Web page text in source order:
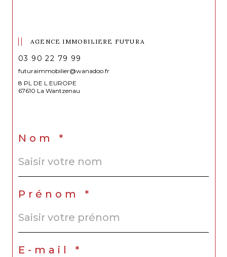
AGENCE IMMOBILIERE FUTURA
03 90 22 79 99
futuraimmobilier@wanadoo.fr
8 PL DE L EUROPE
67610 La Wantzenau
Nom *
Prénom *
E-mail *